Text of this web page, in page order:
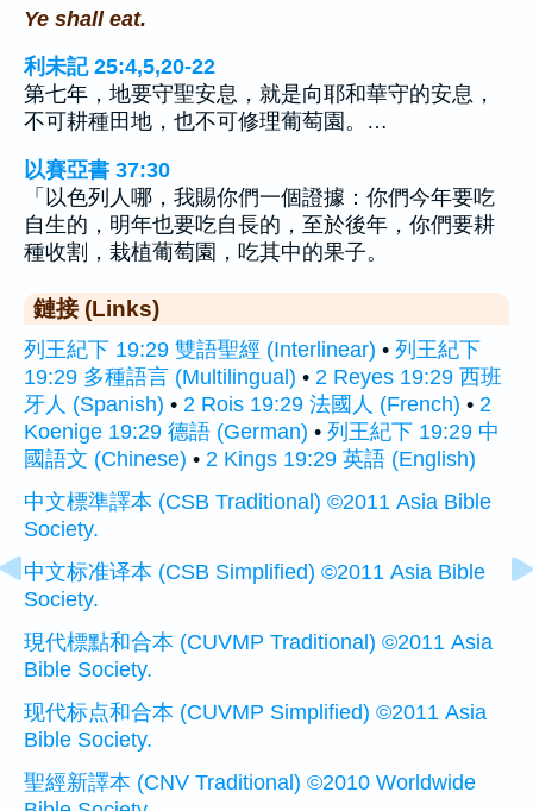
Ye shall eat.
利未記 25:4,5,20-22
第七年，地要守聖安息，就是向耶和華守的安息，
不可耕種田地，也不可修理葡萄園。…
以賽亞書 37:30
「以色列人哪，我賜你們一個證據：你們今年要吃
自生的，明年也要吃自長的，至於後年，你們要耕
種收割，栽植葡萄園，吃其中的果子。
鏈接 (Links)
列王紀下 19:29 雙語聖經 (Interlinear) • 列王紀下
19:29 多種語言 (Multilingual) • 2 Reyes 19:29 西班
牙人 (Spanish) • 2 Rois 19:29 法國人 (French) • 2
Koenige 19:29 德語 (German) • 列王紀下 19:29 中
國語文 (Chinese) • 2 Kings 19:29 英語 (English)
中文標準譯本 (CSB Traditional) ©2011 Asia Bible
Society.
中文标准译本 (CSB Simplified) ©2011 Asia Bible
Society.
現代標點和合本 (CUVMP Traditional) ©2011 Asia
Bible Society.
现代标点和合本 (CUVMP Simplified) ©2011 Asia
Bible Society.
聖經新譯本 (CNV Traditional) ©2010 Worldwide